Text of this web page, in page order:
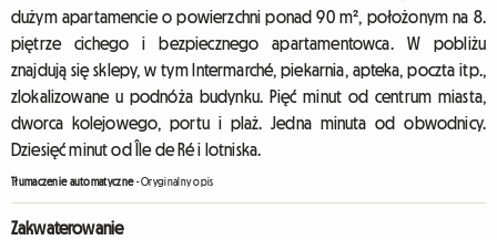
dużym apartamencie o powierzchni ponad 90 m², położonym na 8.
piętrze cichego i bezpiecznego apartamentowca. W pobliżu
znajdują się sklepy, w tym Intermarché, piekarnia, apteka, poczta itp.,
zlokalizowane u podnóża budynku. Pięć minut od centrum miasta,
dworca kolejowego, portu i plaż. Jedna minuta od obwodnicy.
Dziesięć minut od Île de Ré i lotniska.
Tłumaczenie automatyczne-Oryginalny opis
Zakwaterowanie